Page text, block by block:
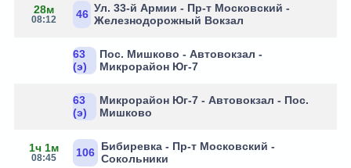
28м
08:12 46 Ул. 33-й Армии - Пр-т Московский -
Железнодорожный Вокзал
63
(э)
Пос. Мишково - Автовокзал -
Микрорайон Юг-7
63
(э)
Микрорайон Юг-7 - Автовокзал - Пос.
Мишково
1ч 1м
08:45 106 Бибиревка - Пр-т Московский -
Сокольники